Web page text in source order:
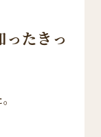
ったきっ